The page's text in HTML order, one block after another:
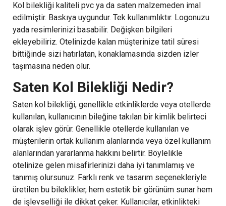
Kol bilekliği kaliteli pvc ya da saten malzemeden imal
edilmiştir. Baskıya uygundur. Tek kullanımlıktır. Logonuzu
yada resimlerinizi basabilir. Değişken bilgileri
ekleyebiliriz. Otelinizde kalan müşterinize tatil süresi
bittiğinde sizi hatırlatan, konaklamasında sizden izler
taşımasına neden olur.
Saten Kol Bilekliği Nedir?
Saten kol bilekliği, genellikle etkinliklerde veya otellerde
kullanılan, kullanıcının bileğine takılan bir kimlik belirteci
olarak işlev görür. Genellikle otellerde kullanılan ve
müşterilerin ortak kullanım alanlarında veya özel kullanım
alanlarından yararlanma hakkını belirtir. Böylelikle
otelinize gelen misafirlerinizi daha iyi tanımlamış ve
tanımış olursunuz. Farklı renk ve tasarım seçenekleriyle
üretilen bu bileklikler, hem estetik bir görünüm sunar hem
de işlevselliği ile dikkat çeker. Kullanıcılar, etkinlikteki